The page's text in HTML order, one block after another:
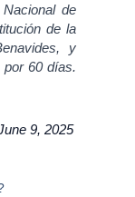
de
de la
y
por 60 días.
9, 2025